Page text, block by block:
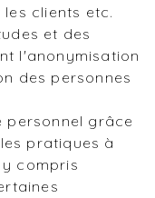
clients etc.
et des
l'anonymisation
des personnes
personnel grâce
pratiques à
compris